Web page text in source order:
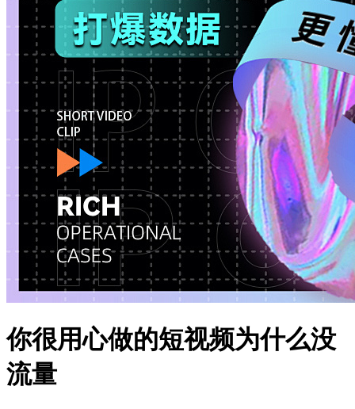
你很用心做的短视频为什么没
流量